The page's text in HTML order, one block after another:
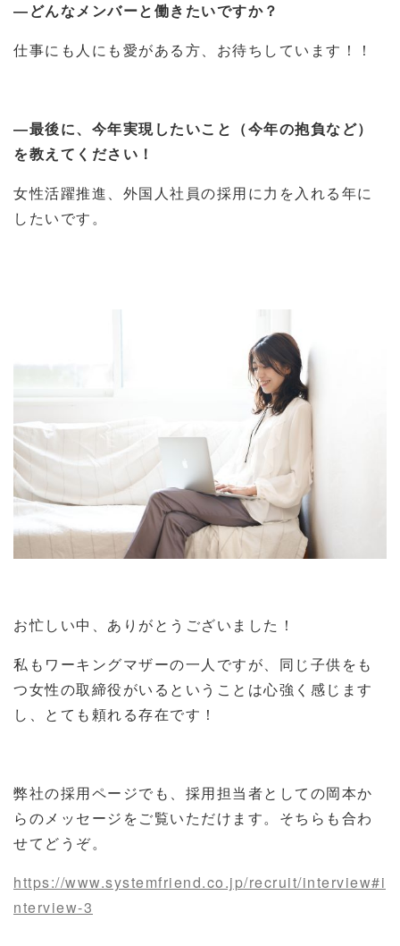
―どんなメンバーと働きたいですか？
仕事にも人にも愛がある方、お待ちしています！！
―最後に、今年実現したいこと（今年の抱負など）
を教えてください！
女性活躍推進、外国人社員の採用に力を入れる年に
したいです。
お忙しい中、ありがとうございました！
私もワーキングマザーの一人ですが、同じ子供をも
つ女性の取締役がいるということは心強く感じます
し、とても頼れる存在です！
弊社の採用ページでも、採用担当者としての岡本か
らのメッセージをご覧いただけます。そちらも合わ
せてどうぞ。
https://www.systemfriend.co.jp/recruit/interview#i
nterview-3